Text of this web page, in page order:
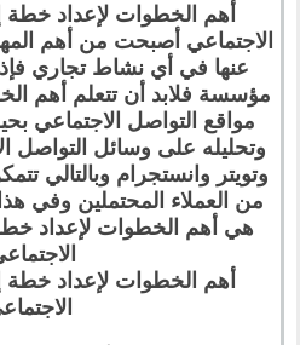
أهم الخطوات لإعداد خطة
الاجتماعي أصبحت من أهم
عنها في أي نشاط تجاري
مؤسسة فلابد أن تتعلم أهم
مواقع التواصل الاجتماعي
وتحليله على وسائل التواصل
وتويتر وانستجرام وبالتالي
من العملاء المحتملين وفي
هي أهم الخطوات لإعداد
أهم الخطوات لإعداد خطة